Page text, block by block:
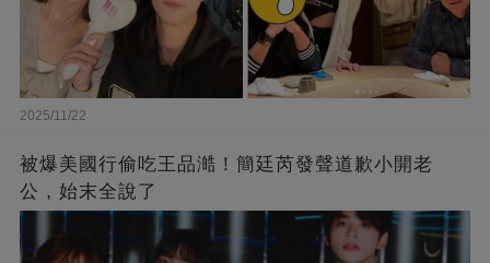
2025/11/22
被爆美國行偷吃王品澔！簡廷芮發聲道歉小開老
公，始末全說了